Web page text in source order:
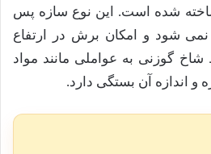
شده است. این نوع سازه پس
شود و امکان برش در ارتفاع
گوزنی به عواملی مانند مواد
و اندازه آن بستگی دارد.